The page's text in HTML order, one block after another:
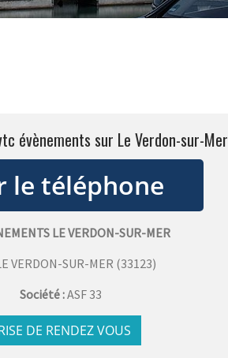
évènements sur Le Verdon-sur-Mer
LE VERDON-SUR-MER
VERDON-SUR-MER (33123)
Société :ASF 33
DE RENDEZ VOUS